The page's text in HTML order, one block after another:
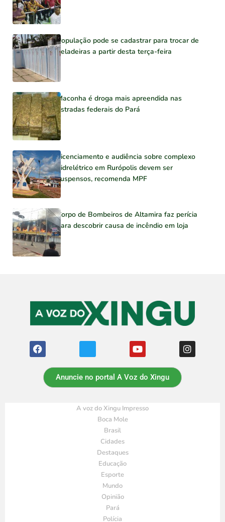
População pode se cadastrar para trocar de
geladeiras a partir desta terça-feira
Maconha é droga mais apreendida nas
estradas federais do Pará
Licenciamento e audiência sobre complexo
hidrelétrico em Rurópolis devem ser
suspensos, recomenda MPF
Corpo de Bombeiros de Altamira faz perícia
para descobrir causa de incêndio em loja
Anuncie no portal A Voz do Xingu
A voz do Xingu Impresso
Boca Mole
Brasil
Cidades
Destaques
Educação
Esporte
Mundo
Opinião
Pará
Polícia